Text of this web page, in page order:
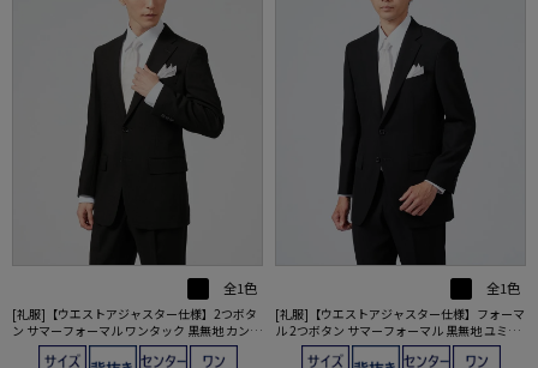
全1色
[礼服]【ウエストアジャスター仕様】2つボタ
ン サマーフォーマル ワンタック 黒無地 カンサ
イ・ヤマモト 春夏 礼服【定番】
全1色
[礼服]【ウエストアジャスター仕様】フォーマ
ル 2つボタン サマーフォーマル 黒無地 ユミカ
ツラ 春夏 礼服【定番】